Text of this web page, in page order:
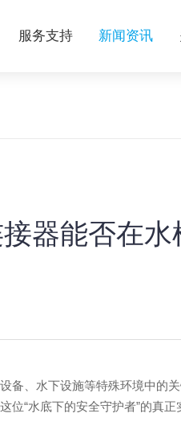
服务支持 新闻资讯
器能否在
备、水下设施等特殊环境中的
“水底下的安全守护者”的真正